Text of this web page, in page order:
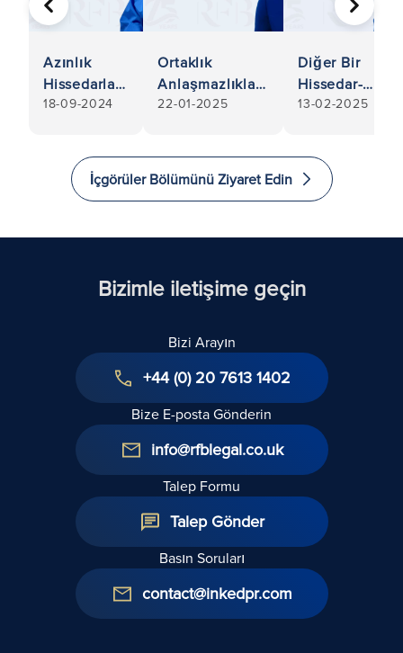
Azınlık
Hissedarları:
Haklar ve
18-09-2024
Ortaklık
Anlaşmazlıkları:
Hukuki
22-01-2025
Diğer Bir
Hissedar-
Yönetici
Kaldığında
Çıkarlarınızı
13-02-2025
ÖNCEKI
İçgörüler Bölümünü Ziyaret Edin
Bizimle iletişime geçin
Bizi Arayın
+44 (0) 20 7613 1402
Bize E-posta Gönderin
info@rfblegal.co.uk
Talep Formu
Talep Gönder
Basın Soruları
contact@inkedpr.com